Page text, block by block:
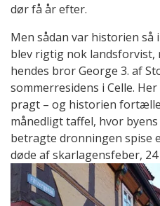
dør få år efter.
Men sådan var historien så
blev rigtig nok landsforvist,
hendes bror George 3. af
sommerresidens i Celle.
pragt – og historien
månedligt taffel, hvor
betragte dronningen spise
døde af skarlagensfeber,